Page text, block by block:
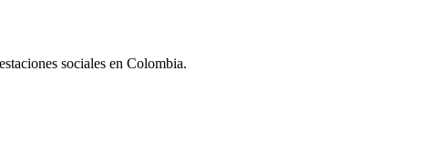
sociales en Colombia.